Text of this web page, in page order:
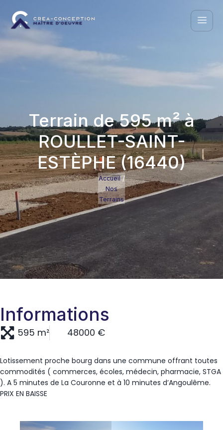
Terrain de 595 m² à
ROULLET-SAINT-
ESTÈPHE (16440)
Accueil/
Nos
Terrains
Informations
595 m² 48000 €
Lotissement proche bourg dans une commune offrant toutes
commodités ( commerces, écoles, médecin, pharmacie, STGA
). A 5 minutes de La Couronne et à 10 minutes d’Angoulême.
PRIX EN BAISSE